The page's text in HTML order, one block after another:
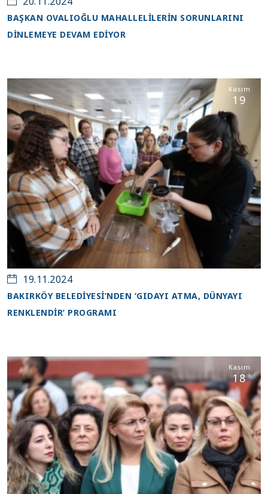
BAŞKAN OVALIOĞLU MAHALLELİLERİN SORUNLARINI
DİNLEMEYE DEVAM EDİYOR
Kasım
19
19.11.2024
BAKIRKÖY BELEDİYESİ’NDEN ‘GIDAYI ATMA, DÜNYAYI
RENKLENDİR’ PROGRAMI
Kasım
18